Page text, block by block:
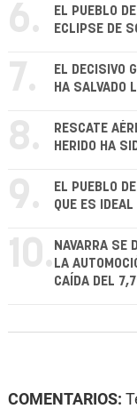
6.
EL PUEBLO
ECLIPSE DE
7.
EL DECISIVO
HA SALVADO
8.
RESCATE
HERIDO HA
9.
EL PUEBLO
QUE ES
10. NAVARRA SE
LA
CAÍDA DEL
COMENTARIOS: